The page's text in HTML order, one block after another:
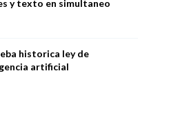
y texto en simultaneo
historica ley de
artificial